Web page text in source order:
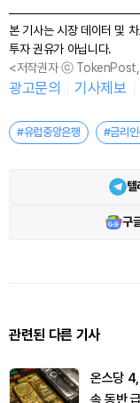
본 기사는 시장 데이터 및
투자 권유가 아닙니다.
<저작권자 ⓒ TokenPost,
광고문의 기사제보
#유럽중앙은행 #금리
텔
구
관련된 다른 기사
온스당
속 동반